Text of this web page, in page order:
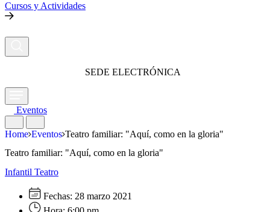
Cursos y Actividades
SEDE ELECTRÓNICA
Eventos
Home Eventos Teatro familiar: "Aquí, como en la gloria"
Teatro familiar: "Aquí, como en la gloria"
Infantil Teatro
Fechas: 28 marzo 2021